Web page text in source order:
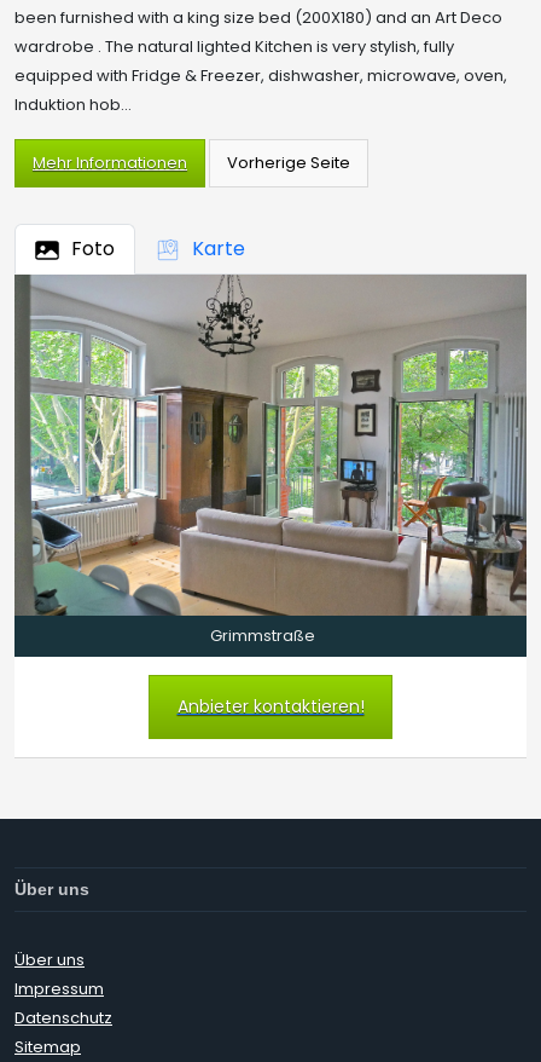
been furnished with a king size bed (200X180) and an Art Deco
wardrobe . The natural lighted Kitchen is very stylish, fully
equipped with Fridge & Freezer, dishwasher, microwave, oven,
Induktion hob...
Mehr Informationen
Foto Karte
Grimmstraße
Anbieter kontaktieren!
Über uns
Über uns
Impressum
Datenschutz
Sitemap